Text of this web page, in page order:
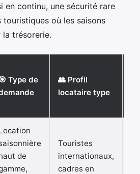
en continu, une sécurité rare
touristiques où les saisons
la trésorerie.
🎯 Type de
👥 Profil
locataire type
de
Touristes
internationaux,
cadres en